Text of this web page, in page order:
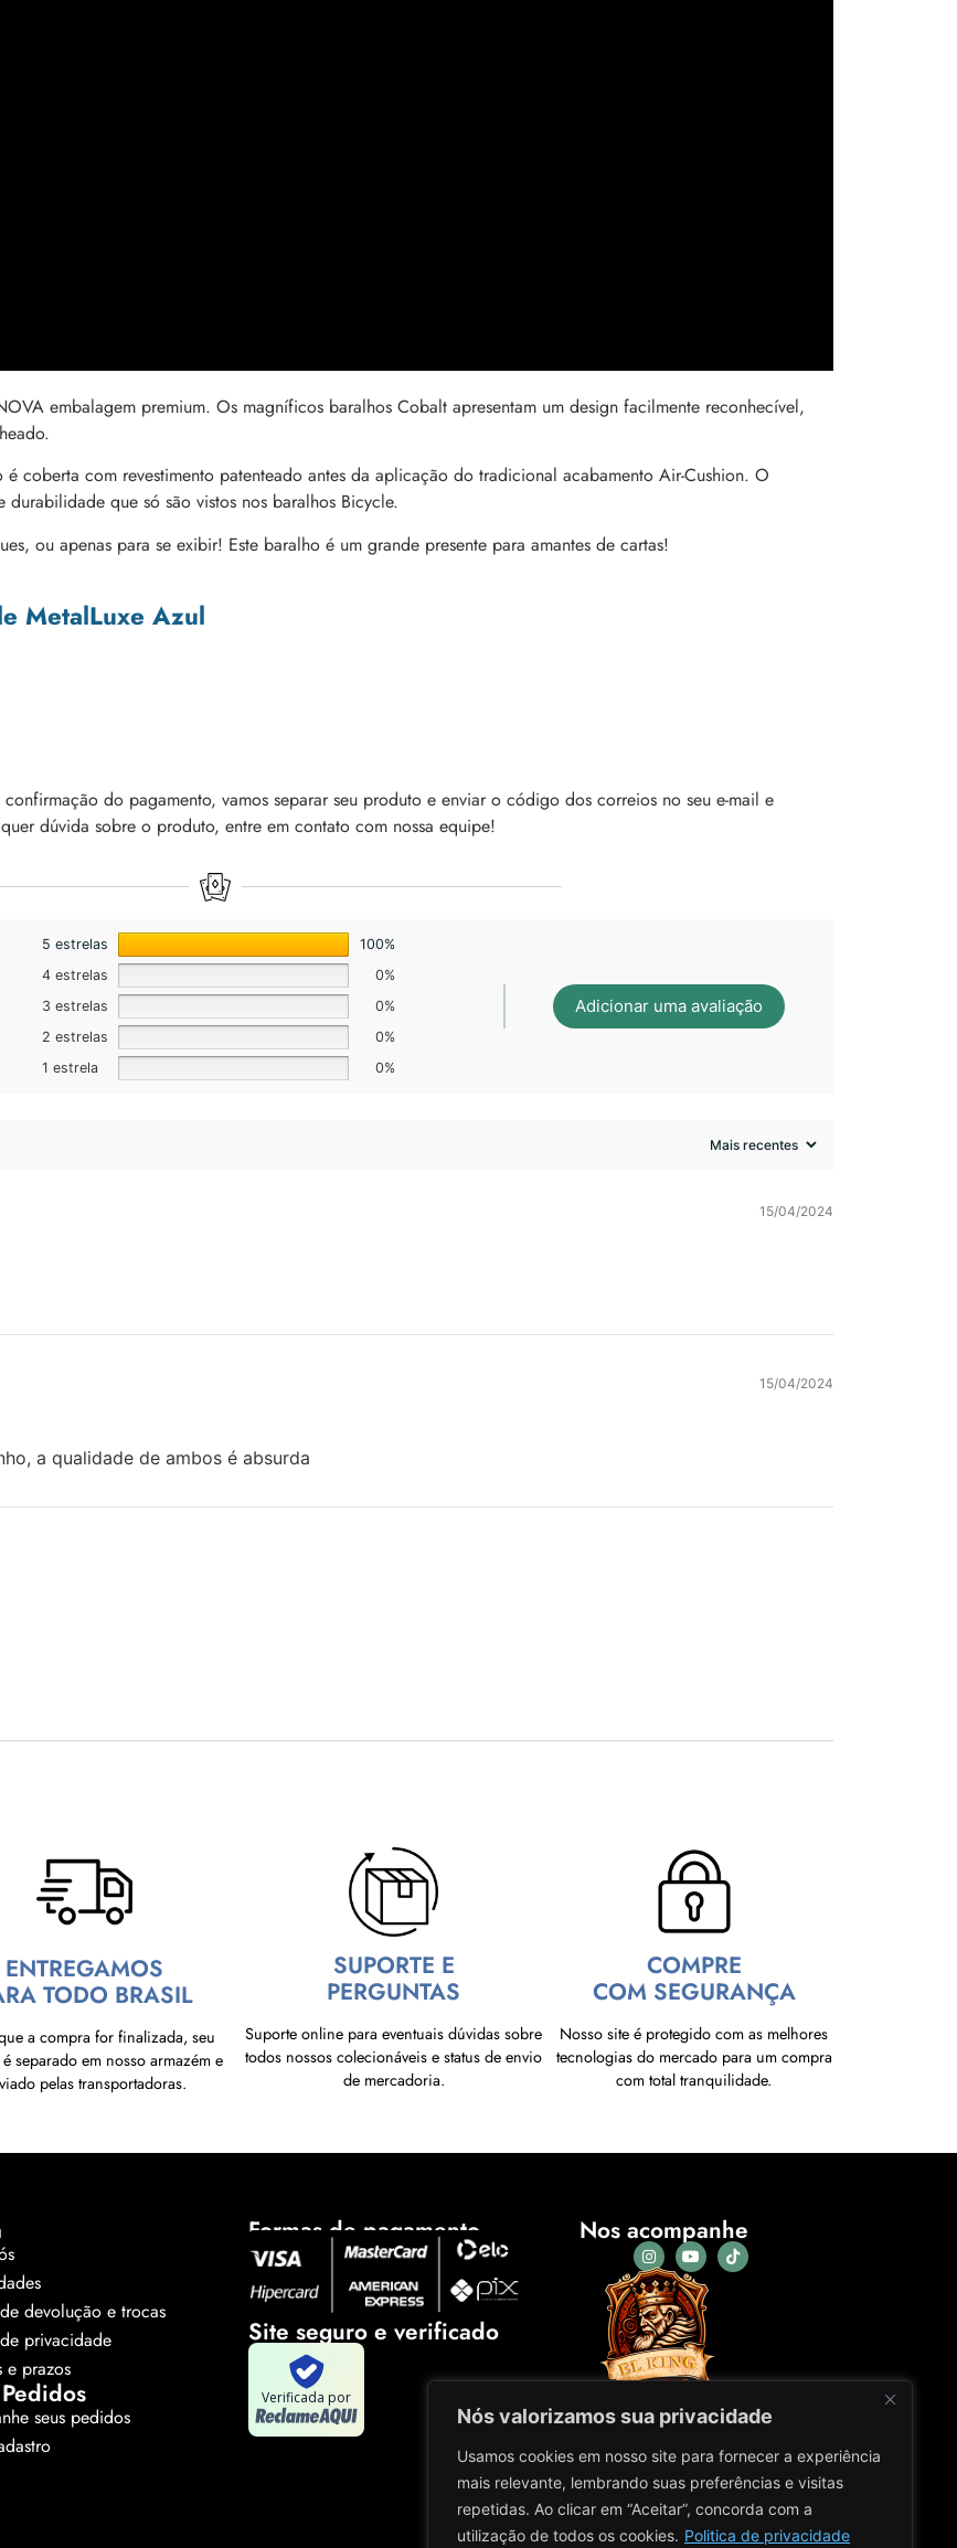
Nós valorizamos sua privacidade
Usamos cookies em nosso site para fornecer a experiência
mais relevante, lembrando suas preferências e visitas
repetidas. Ao clicar em “Aceitar”, concorda com a
utilização de todos os cookies. Politica de privacidade
embalagem premium. Os magníficos baralhos Cobalt apresentam um design facilmente reconhecível,
coberta com revestimento patenteado antes da aplicação do tradicional acabamento Air-Cushion. O
que só são vistos nos baralhos Bicycle.
ou apenas para se exibir! Este baralho é um grande presente para amantes de cartas!
MetalLuxe Azul
do pagamento, vamos separar seu produto e enviar o código dos correios no seu e-mail e
dúvida sobre o produto, entre em contato com nossa equipe!
5 estrelas
100%
4 estrelas
0%
3 estrelas
0%
2 estrelas
0%
1 estrela
0%
Adicionar uma avaliação
15/04/2024
15/04/2024
a qualidade de ambos é absurda
ENTREGAMOS
TODO BRASIL
a compra for finalizada, seu
separado em nosso armazém e
pelas transportadoras.
SUPORTE E
PERGUNTAS
Suporte online para eventuais dúvidas sobre
todos nossos colecionáveis e status de envio
de mercadoria.
COMPRE
COM SEGURANÇA
Nosso site é protegido com as melhores
tecnologias do mercado para um compra
com total tranquilidade.
devolução e trocas
privacidade
e prazos
seus pedidos
Formas de pagamento
Site seguro e verificado
Verificada por
Nos acompanhe